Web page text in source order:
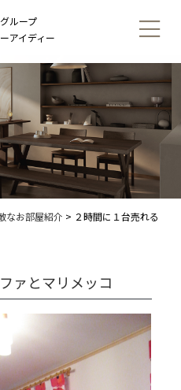
ループ
アイディー
なお部屋紹介 > ２時間に１台売れる
ァとマリメッコ